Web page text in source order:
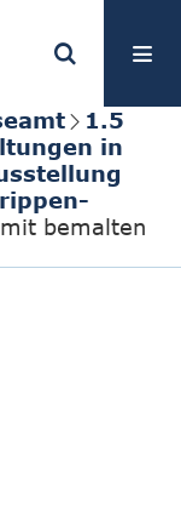
1.5
in
bemalten